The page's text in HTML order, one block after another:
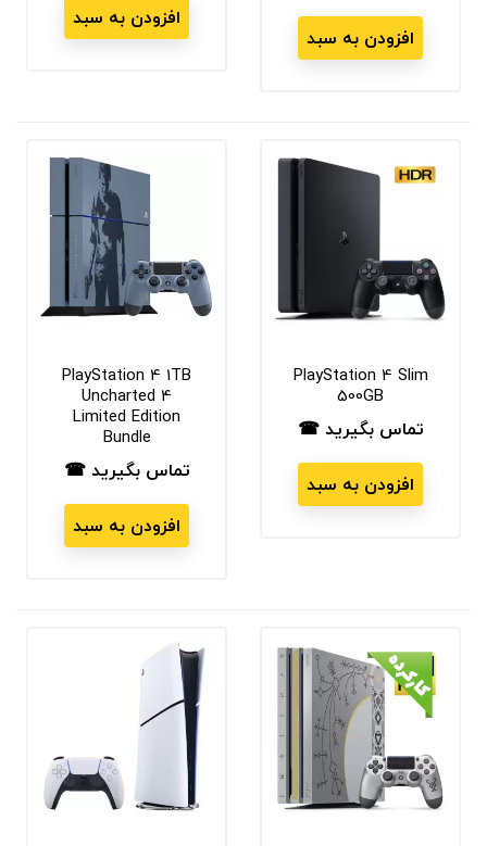
افزودن به سبد
افزودن به سبد
PlayStation 4 Slim
500GB
قیمت
تماس بگیرید ☎
افزودن به سبد
PlayStation 4 1TB
Uncharted 4
Limited Edition
Bundle
قیمت
تماس بگیرید ☎
افزودن به سبد